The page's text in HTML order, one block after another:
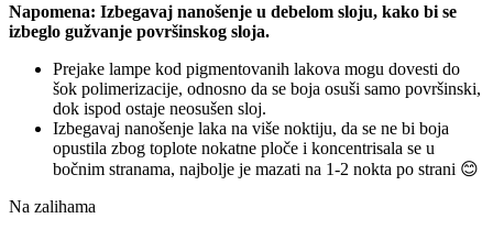
Napomena: Izbegavaj nanošenje u debelom sloju, kako bi se
izbeglo gužvanje površinskog sloja.
Prejake lampe kod pigmentovanih lakova mogu dovesti do
šok polimerizacije, odnosno da se boja osuši samo površinski,
dok ispod ostaje neosušen sloj.
Izbegavaj nanošenje laka na više noktiju, da se ne bi boja
opustila zbog toplote nokatne ploče i koncentrisala se u
bočnim stranama, najbolje je mazati na 1-2 nokta po strani 😊
Na zalihama